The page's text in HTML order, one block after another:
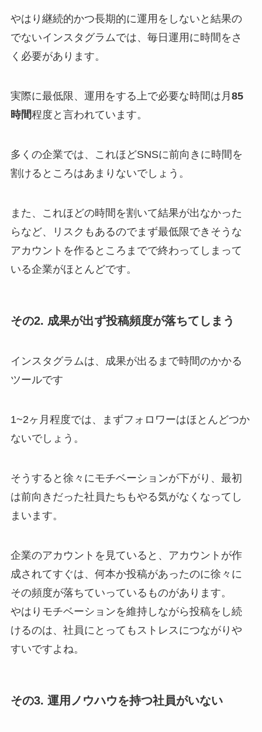
やはり継続的かつ長期的に運用をしないと結果の
でないインスタグラムでは、毎日運用に時間をさ
く必要があります。
実際に最低限、運用をする上で必要な時間は月 85
時間程度と言われています。
多くの企業では、これほどSNSに前向きに時間を
割けるところはあまりないでしょう。
また、これほどの時間を割いて結果が出なかった
らなど、リスクもあるのでまず最低限できそうな
アカウントを作るところまでで終わってしまって
いる企業がほとんどです。
その2. 成果が出ず投稿頻度が落ちてしまう
インスタグラムは、成果が出るまで時間のかかる
ツールです
1~2ヶ月程度では、まずフォロワーはほとんどつか
ないでしょう。
そうすると徐々にモチベーションが下がり、最初
は前向きだった社員たちもやる気がなくなってし
まいます。
企業のアカウントを見ていると、アカウントが作
成されてすぐは、何本か投稿があったのに徐々に
その頻度が落ちていっているものがあります。
やはりモチベーションを維持しながら投稿をし続
けるのは、社員にとってもストレスにつながりや
すいですよね。
その3. 運用ノウハウを持つ社員がいない